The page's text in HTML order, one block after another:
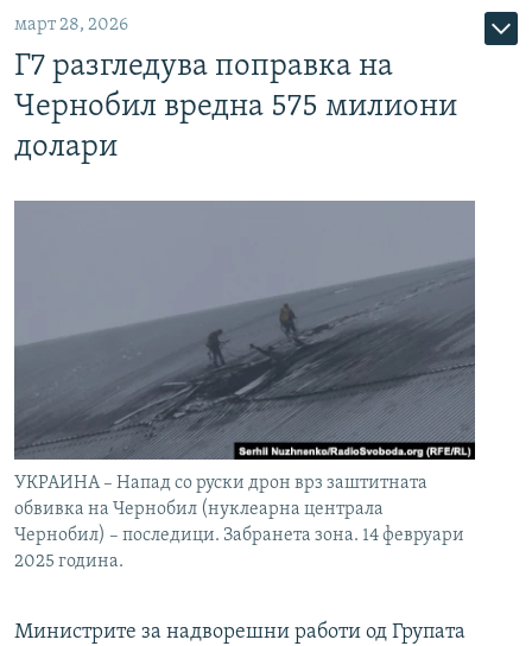
март 28, 2026
Г7 разгледува поправка на
Чернобил вредна 575 милиони
долари
УКРАИНА – Напад со руски дрон врз заштитната
обвивка на Чернобил (нуклеарна централа
Чернобил) – последици. Забранета зона. 14 февруари
2025 година.
Министрите за надворешни работи од Групата